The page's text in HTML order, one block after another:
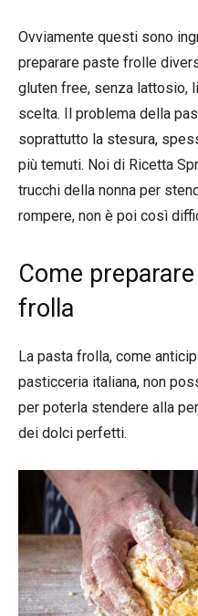
Ovviamente questi sono
preparare paste frolle
gluten free, senza lattosio,
scelta. Il problema della
soprattutto la stesura,
più temuti. Noi di Ricetta
trucchi della nonna per
rompere, non è poi così
Come
frolla
La pasta frolla, come
pasticceria italiana, non
per poterla stendere alla
dei dolci perfetti.